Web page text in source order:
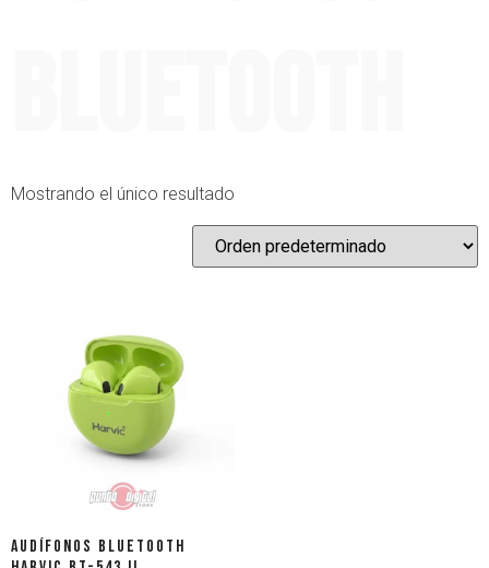
Mostrando el único resultado
Audífonos bluetooth